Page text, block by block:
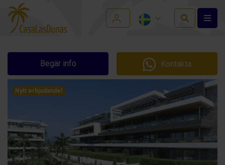
Begär info Kontakta
Nytt erbjudande!